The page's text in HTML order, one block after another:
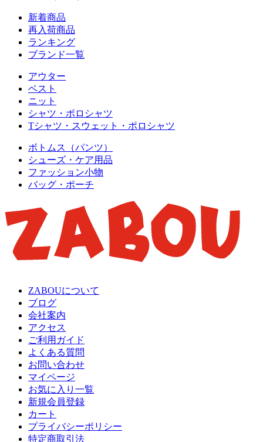
新着商品
再入荷商品
ランキング
ブランド一覧
アウター
ベスト
ニット
シャツ・ポロシャツ
Tシャツ・スウェット・ポロシャツ
ボトムス（パンツ）
シューズ・ケア用品
ファッション小物
バッグ・ポーチ
ZABOUについて
ブログ
会社案内
アクセス
ご利用ガイド
よくある質問
お問い合わせ
マイページ
お気に入り一覧
新規会員登録
カート
プライバシーポリシー
特定商取引法